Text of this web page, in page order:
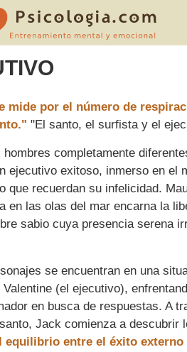
mide por el número de
"El santo, el surfista y el
hombres completamente
ejecutivo exitoso, inmerso en el
que recuerdan su infelicidad.
en las olas del mar encarna la
sabio cuya presencia serena
se encuentran en una
(el ejecutivo),
en busca de respuestas. A
Jack comienza a descubrir
equilibrio entre el éxito